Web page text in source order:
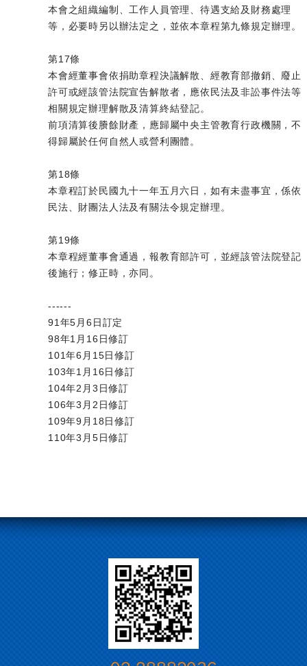
本會之組織編制、工作人員管理、待遇支給及財務處理
等，必要時另以辦法定之，並依本章程第九條規定辦理。
第17條
本會經董事會依捐助章程決議解散、經教育部撤銷、廢止
許可或經該管法院宣告解散者，應依民法及非訟事件法等
相關規定辦理解散及清算終結登記。
前項清算後賸餘財產，應歸屬中央主管教育行政機關，不
得歸屬於任何自然人或營利團體。
第18條
本章程訂於民國九十一年五月六日，如有未盡事宜，係依
民法、財團法人法及有關法令規定辦理。
第19條
本章程經董事會通過，報教育部許可，並經該管法院登記
後施行；修正時，亦同。
------
91年5月6日訂定
98年1月16日修訂
101年6月15日修訂
103年1月16日修訂
104年2月3日修訂
106年3月2日修訂
109年9月18日修訂
110年3月5日修訂